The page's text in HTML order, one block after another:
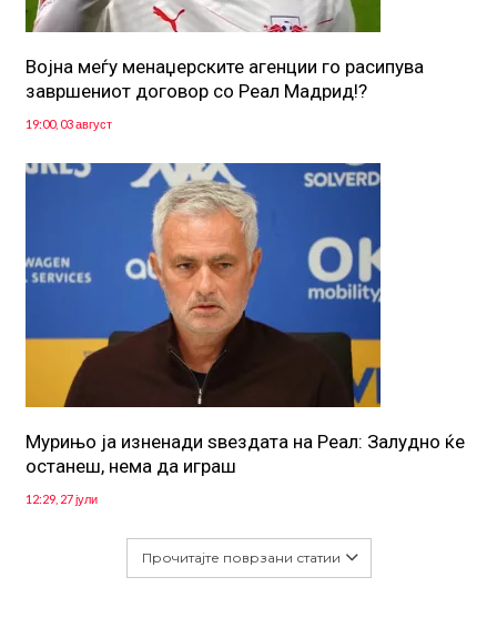
Војна меѓу менаџерските агенции го расипува
завршениот договор со Реал Мадрид!?
19:00, 03 август
Мурињо ја изненади ѕвездата на Реал: Залудно ќе
останеш, нема да играш
12:29, 27 јули
Прочитајте поврзани статии